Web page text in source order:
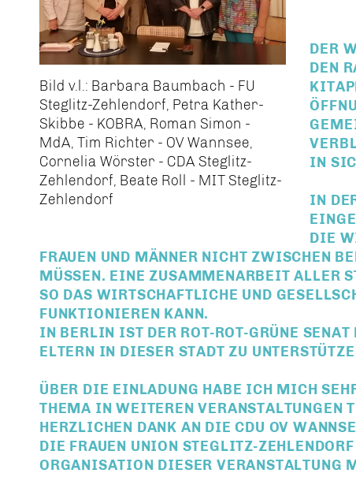
Bild v.l.: Barbara Baumbach - FU
Steglitz-Zehlendorf, Petra Kather-
Skibbe - KOBRA, Roman Simon -
MdA, Tim Richter - OV Wannsee,
Cornelia Wörster - CDA Steglitz-
Zehlendorf, Beate Roll - MIT Steglitz-
Zehlendorf
DER
DEN
IN
IN
DIE
FRAUEN UND MÄNNER NICHT ZWISCHEN
MÜSSEN. EINE ZUSAMMENARBEIT ALLER
SO DAS WIRTSCHAFTLICHE UND
FUNKTIONIEREN KANN.
IN BERLIN IST DER ROT-ROT-GRÜNE
ELTERN IN DIESER STADT ZU
ÜBER DIE EINLADUNG HABE ICH MICH
THEMA IN WEITEREN VERANSTALTUNGEN
HERZLICHEN DANK AN DIE CDU OV
DIE FRAUEN UNION STEGLITZ-
ORGANISATION DIESER VERANSTALTUNG